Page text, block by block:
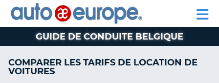
LOCATION
DE
VOITURES
CAMPING-
CAR
PARTENAIRE
SUPPORT
CLIENT
AUTO
EUROPE
LOCATION
DE
VOITURES
CAMPING-
PARTENAIRE
GUIDE DE CONDUITE BELGIQUE
COMPARER LES TARIFS DE LOCATION DE
VOITURES